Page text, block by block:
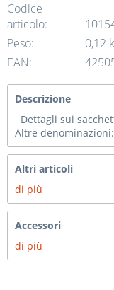
Codice
articolo:
Peso:
0,12
EAN:
Descrizione
Dettagli sui
Altre
Altri articoli
di più
Accessori
di più